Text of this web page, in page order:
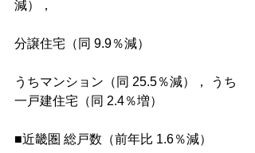
減），
分譲住宅（同 9.9％減）
うちマンション（同 25.5％減）， うち
一戸建住宅（同 2.4％増）
■近畿圏 総戸数（前年比 1.6％減）